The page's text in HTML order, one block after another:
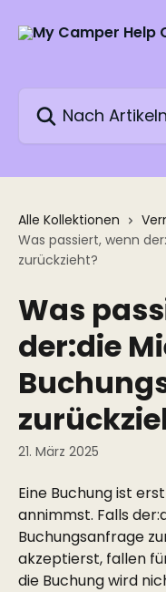
Alle Kollektionen
Was passiert, wenn
zurückzieht?
Was
der:die
21. März 2025
Eine Buchung ist
annimmst. Falls
Buchungsanfrage
akzeptierst, fallen
die Buchung wird